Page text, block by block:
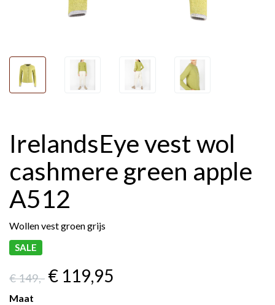
IrelandsEye vest wol
cashmere green apple
A512
Wollen vest groen grijs
SALE
€ 149,- € 119,95
Maat